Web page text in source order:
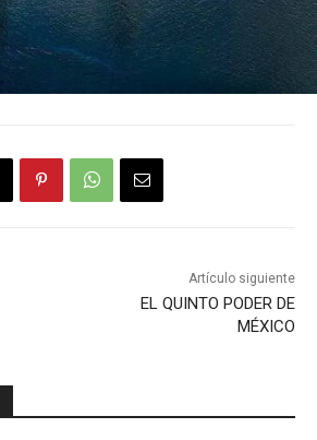
Artículo siguiente
EL QUINTO PODER DE
MÉXICO